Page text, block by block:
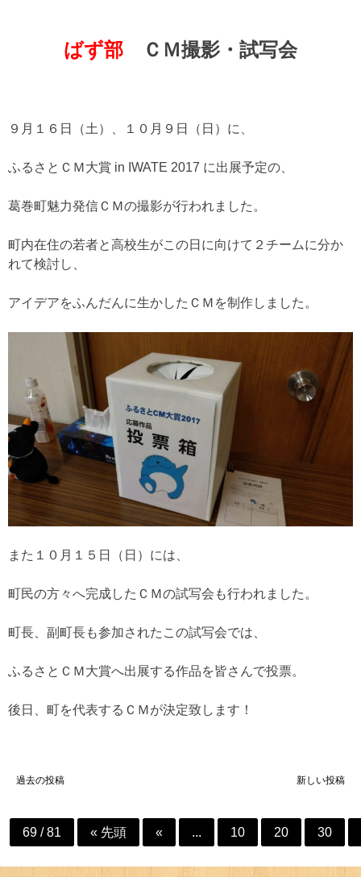
ばず部 ＣＭ撮影・試写会
９月１６日（土）、１０月９日（日）に、
ふるさとＣＭ大賞 in IWATE 2017 に出展予定の、
葛巻町魅力発信ＣＭの撮影が行われました。
町内在住の若者と高校生がこの日に向けて２チームに分か
れて検討し、
アイデアをふんだんに生かしたＣＭを制作しました。
また１０月１５日（日）には、
町民の方々へ完成したＣＭの試写会も行われました。
町長、副町長も参加されたこの試写会では、
ふるさとＣＭ大賞へ出展する作品を皆さんで投票。
後日、町を代表するＣＭが決定致します！
投
ナ
ビ
過去の投稿 新しい投稿
69 / 81 « 先頭 « ... 10 20 30